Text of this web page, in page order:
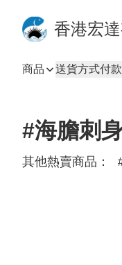
香港宏
商品 送貨方式付
#海膽刺
其他熱賣商品：